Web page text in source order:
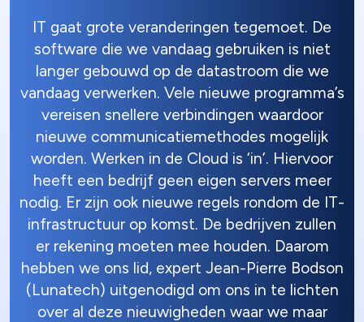
IT gaat grote veranderingen tegemoet. De
software die we vandaag gebruiken is niet
langer gebouwd op de datastroom die we
vandaag verwerken. Vele nieuwe programma’s
vereisen snellere verbindingen waardoor
nieuwe communicatiemethodes mogelijk
worden. Werken in de Cloud is ‘in’. Hiervoor
heeft een bedrijf geen eigen servers meer
nodig. Er zijn ook nieuwe regels rondom de IT-
infrastructuur op komst. De bedrijven zullen
er rekening moeten mee houden. Daarom
hebben we ons lid, expert Jean-Pierre Bodson
(Lunatech) uitgenodigd om ons in te lichten
over al deze nieuwigheden waar we maar